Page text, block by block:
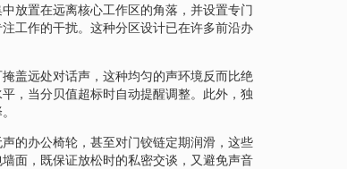
放置在远离核心工作区的角落，并设置专门
工作的干扰。这种分区设计已在许多前沿办
盖远处对话声，这种均匀的声环境反而比绝
，当分贝值超标时自动提醒调整。此外，独
的办公椅轮，甚至对门铰链定期润滑，这些
面，既保证放松时的私密交谈，又避免声音